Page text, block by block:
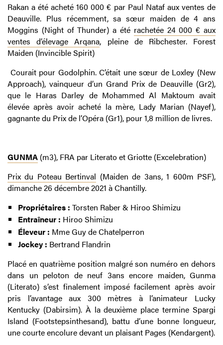
Rakan a été acheté 160 000 € par Paul Nataf aux ventes de
Deauville. Plus récemment, sa sœur maiden de 4 ans
Moggins (Night of Thunder) a été rachetée 24 000 € aux
ventes d’élevage Arqana, pleine de Ribchester. Forest
Maiden (Invincible Spirit)
Courait pour Godolphin. C’était une sœur de Loxley (New
Approach), vainqueur d’un Grand Prix de Deauville (Gr2),
que le Haras Darley de Mohammed Al Maktoum avait
élevée après avoir acheté la mère, Lady Marian (Nayef),
gagnante du Prix de l’Opéra (Gr1), pour 1,8 million de livres.
GUNMA (m3), FRA par Literato et Griotte (Excelebration)
Prix du Poteau Bertinval (Maiden de 3ans, 1 600m PSF),
dimanche 26 décembre 2021 à Chantilly.
Propriétaires : Torsten Raber & Hiroo Shimizu
Entraîneur : Hiroo Shimizu
Éleveur : Mme Guy de Chatelperron
Jockey : Bertrand Flandrin
Placé en quatrième position malgré son numéro en dehors
dans un peloton de neuf 3ans encore maiden, Gunma
(Literato) s’est finalement imposé facilement après avoir
pris l’avantage aux 300 mètres à l’animateur Lucky
Kentucky (Dabirsim). À la deuxième place termine Spargi
Island (Footstepsinthesand), battu d’une bonne longueur,
une courte encolure devant un plaisant Pages (Kendargent).